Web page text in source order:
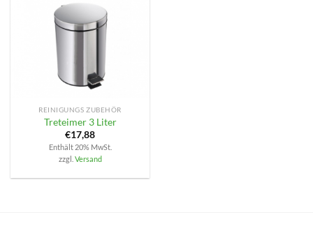
REINIGUNGS ZUBEHÖR
Treteimer 3 Liter
€17,88
Enthält 20% MwSt.
zzgl. Versand